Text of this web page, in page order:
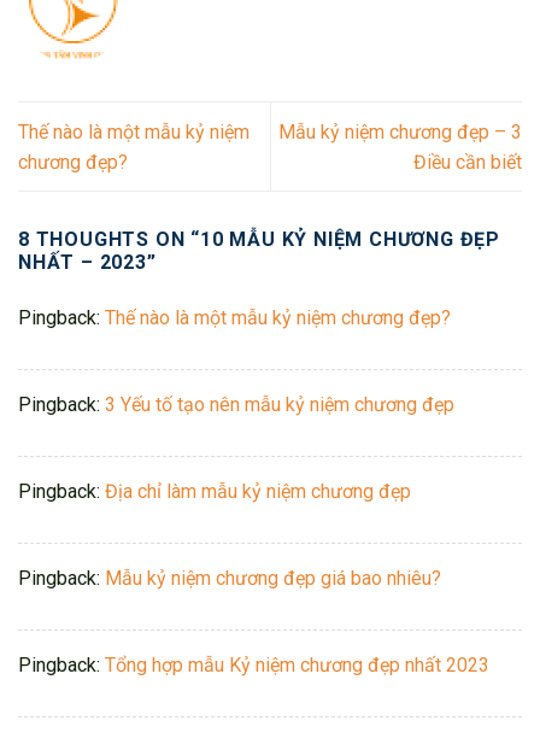
Thế nào là một mẫu kỷ niệm
chương đẹp?
Mẫu kỷ niệm chương đẹp – 3
Điều cần biết
8 THOUGHTS ON “10 MẪU KỶ NIỆM CHƯƠNG ĐẸP
NHẤT – 2023”
Pingback: Thế nào là một mẫu kỷ niệm chương đẹp?
Pingback: 3 Yếu tố tạo nên mẫu kỷ niệm chương đẹp
Pingback: Địa chỉ làm mẫu kỷ niệm chương đẹp
Pingback: Mẫu kỷ niệm chương đẹp giá bao nhiêu?
Pingback: Tổng hợp mẫu Kỷ niệm chương đẹp nhất 2023